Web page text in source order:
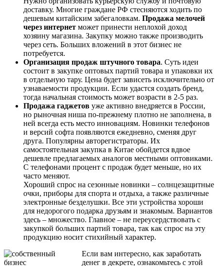
доставку. Многие граждане РФ стесняются ходить по
дешевым китайским забегаловкам. Продажа мелочей
через интернет может принести неплохой доход
хозяину магазина. Закупку можно также производить
через сеть. Больших вложений в этот бизнес не
потребуется.
Организация продаж штучного товара. Суть идеи
состоит в закупке оптовых партий товара и упаковки их
в отдельную тару. Цена будет зависеть исключительно от
узнаваемости продукции. Если удастся создать бренд,
тогда начальная стоимость может возрасти в 2-5 раз.
Продажа гаджетов уже активно внедряется в России,
но рыночная ниша по-прежнему плотно не заполнена, в
ней всегда есть место инновациям. Новинки телефонов
и версий софта появляются ежедневно, сменяя друг
друга. Популярны авторегистраторы. Их
самостоятельная закупка в Китае обойдется вдвое
дешевле предлагаемых аналогов местными оптовиками.
С телефонами процент с продаж будет меньше, но их
часто меняют.
Хороший спрос на сезонные новинки – солнцезащитные
очки, приборы для спорта и отдыха, а также различные
электронные безделушки. Все эти устройства хороши
для недорогого подарка друзьям и знакомым. Вариантов
здесь – множество. Главное – не переусердствовать с
закупкой больших партий товара, так как спрос на эту
продукцию носит стихийный характер.
Если вам интересно, как заработать
денег в декрете, ознакомьтесь с этой